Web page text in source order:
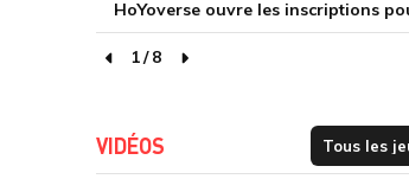
page précédente
1/8
page suivante
VIDÉOS